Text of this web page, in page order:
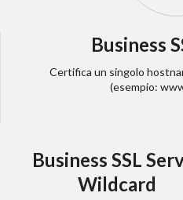
Business
Certifica un singolo
(esempio:
Business SSL
Wildcard